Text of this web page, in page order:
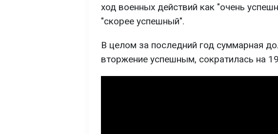
ход военных действий как "очень
"скорее успешный".
В целом за последний год суммарная
вторжение успешным, сократилась на